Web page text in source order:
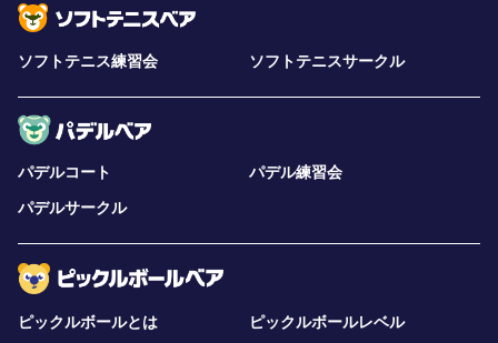
ソフトテニス練習会 ソフトテニスサークル
パデルコート
パデル練習会
パデルサークル
ピックルボールとは
ピックルボールレベル